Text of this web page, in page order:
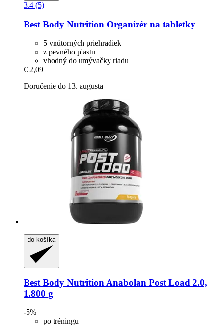
3.4 (5)
Best Body Nutrition Organizér na tabletky
5 vnútorných priehradiek
z pevného plastu
vhodný do umývačky riadu
€ 2,09
Doručenie do 13. augusta
do košíka
Best Body Nutrition Anabolan Post Load 2.0,
1.800 g
-5%
po tréningu